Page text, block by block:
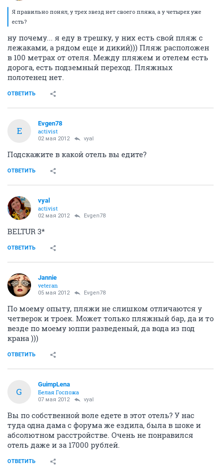
Я правильно понял, у трех звезд нет своего пляжа, а у четырех уже
есть?
ну почему... я еду в трешку, у них есть свой пляж с
лежаками, а рядом еще и дикий))) Пляж расположен
в 100 метрах от отеля. Между пляжем и отелем есть
дорога, есть подземный переход. Пляжных
полотенец нет.
ОТВЕТИТЬ
E
Evgen78
activist
02 мая 2012 vyal
Подскажите в какой отель вы едите?
ОТВЕТИТЬ
vyal
activist
02 мая 2012 Evgen78
BELTUR 3*
ОТВЕТИТЬ
Jannie
veteran
05 мая 2012 Evgen78
По моему опыту, пляжи не слишком отличаются у
четверок и троек. Может только пляжный бар, да и то
везде по моему юппи разведеный, да вода из под
крана )))
ОТВЕТИТЬ
G
GuimpLena
Белая Госпожа
07 мая 2012 vyal
Вы по собственной воле едете в этот отель? У нас
туда одна дама с форума же ездила, была в шоке и
абсолютном расстройстве. Очень не понравился
отель даже и за 17000 рублей.
ОТВЕТИТЬ